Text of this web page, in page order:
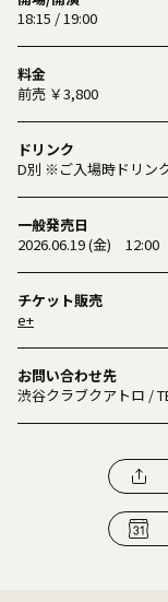
18:15 / 19:00
料金
前売 ￥3,800
ドリンク
D別 ※ご入場時ドリン
一般発売日
2026.06.19 (金) 12:00
チケット販売
e+
お問い合わせ先
渋谷クラブクアトロ /